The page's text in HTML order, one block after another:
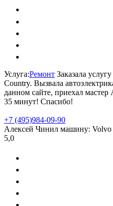
Услуга:Ремонт Заказала
Country. Вызвала
данном сайте, приехал
35 минут! Спасибо!
+7 (495)984-09-90
Алексей Чинил машину: Volvo
5,0